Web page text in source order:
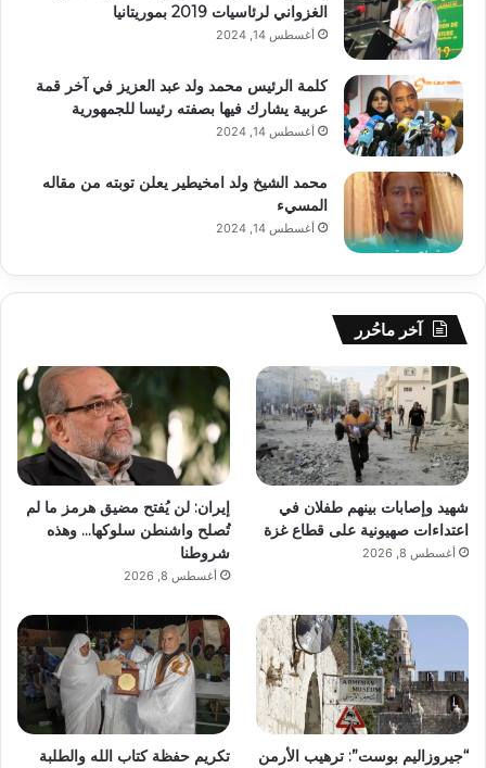
الغزواني لرئاسيات 2019 بموريتانيا
أغسطس 14, 2024
كلمة الرئيس محمد ولد عبد العزيز في آخر قمة
عربية يشارك فيها بصفته رئيسا للجمهورية
أغسطس 14, 2024
محمد الشيخ ولد امخيطير يعلن توبته من مقاله
المسيء
أغسطس 14, 2024
آخر ماحُرر
شهيد وإصابات بينهم طفلان في
اعتداءات صهيونية على قطاع غزة
أغسطس 8, 2026
إيران: لن يُفتح مضيق هرمز ما لم
تُصلح واشنطن سلوكها… وهذه
شروطنا
أغسطس 8, 2026
“جيروزاليم بوست”: ترهيب الأرمن
تكريم حفظة كتاب الله والطلبة